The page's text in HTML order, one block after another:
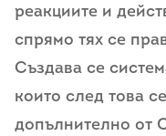
реакциите и
спрямо тях се
Създава се
които след това
допълнително от